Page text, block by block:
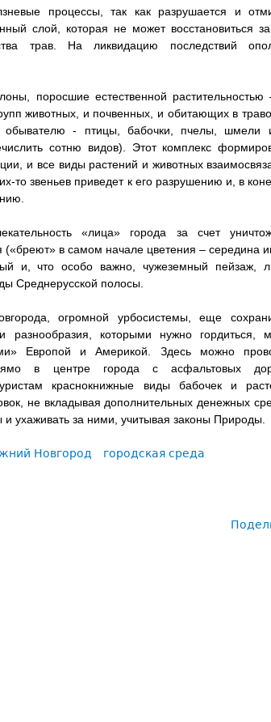
процессы, так как разрушается и
слой, которая не может восстановиться
трав. На ликвидацию последствий
поросшие естественной растительностью
животных, и почвенных, и обитающих в
обывателю - птицы, бабочки, пчелы, шмели
сотню видов). Этот комплекс
и все виды растений и животных
то звеньев приведет к его разрушению и, в
«лица» города за счет
(«бреют» в самом начале цветения – середина
и, что особо важно, чужеземный пейзаж,
Среднерусской полосы.
огромной урбосистемы, еще
разнообразия, которыми нужно гордиться,
Европой и Америкой. Здесь можно
в центре города с асфальтовых
краснокнижные виды бабочек и
не вкладывая дополнительных денежных
и ухаживать за ними, учитывая законы Природы.
Новгород городская среда